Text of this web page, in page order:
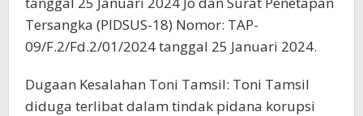
Tersangka (PIDSUS-18) Nomor: TAP-
09/F.2/Fd.2/01/2024 tanggal 25 Januari 2024.
Dugaan Kesalahan Toni Tamsil: Toni Tamsil
diduga terlibat dalam tindak pidana korupsi